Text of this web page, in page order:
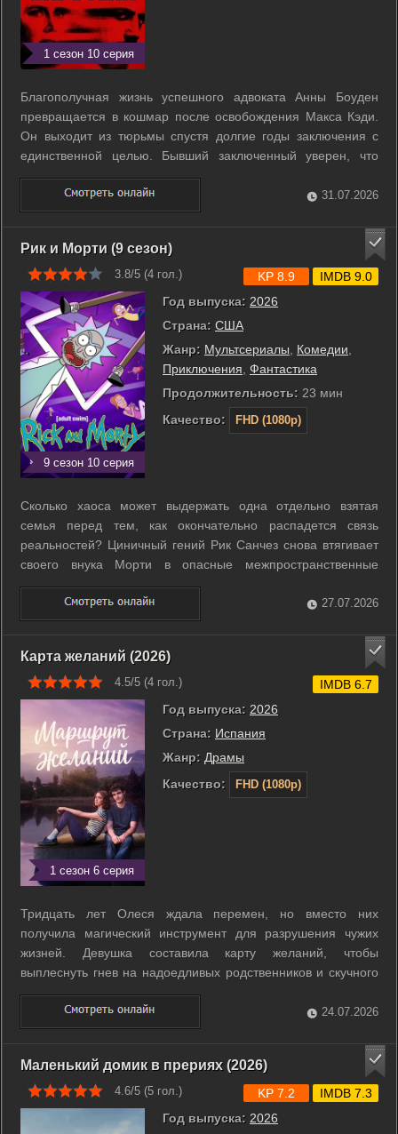
1 сезон 10 серия
Благополучная жизнь успешного адвоката Анны Боуден
превращается в кошмар после освобождения Макса Кэди.
Он выходит из тюрьмы спустя долгие годы заключения с
единственной целью. Бывший заключенный уверен, что
именно действия адвоката в прошлом привели его к краху.
Макс начинает методично разрушать безопасность дома,
превращая личную месть в ...
31.07.2026
Рик и Морти (9 сезон)
3.8/5 (4 гол.)
9 сезон 10 серия
Год выпуска: 2026
Страна: США
Жанр: Мультсериалы Комедии
Приключения Фантастика
Продолжительность: 23 мин
Качество:
FHD (1080p)
KP 8.9 IMDB 9.0
Сколько хаоса может выдержать одна отдельно взятая
семья перед тем, как окончательно распадется связь
реальностей? Циничный гений Рик Санчез снова втягивает
своего внука Морти в опасные межпространственные
авантюры. Их ждут встречи с причудливыми инопланетными
цивилизациями и загадочным искусственным интеллектом.
Герои посетят лагерь для капризных ...
27.07.2026
Карта желаний (2026)
4.5/5 (4 гол.)
1 сезон 6 серия
Год выпуска: 2026
Страна: Испания
Жанр: Драмы
Качество:
FHD (1080p)
IMDB 6.7
Тридцать лет Олеся ждала перемен, но вместо них
получила магический инструмент для разрушения чужих
жизней. Девушка составила карту желаний, чтобы
выплеснуть гнев на надоедливых родственников и скучного
жениха. Вскоре она с ужасом обнаружила, что все её злые
фантазии сбываются с пугающей точностью. Коллеги
позорятся на ровном месте, а мать ...
24.07.2026
Маленький домик в прериях (2026)
4.6/5 (5 гол.)
Год выпуска: 2026
KP 7.2 IMDB 7.3